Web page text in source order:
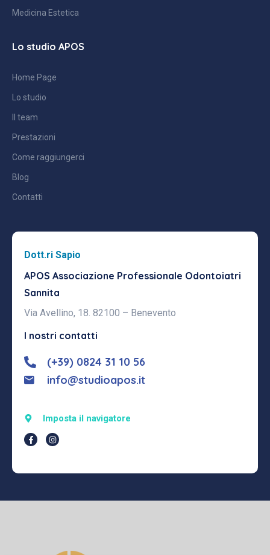
Medicina Estetica
Lo studio APOS
Home Page
Lo studio
Il team
Prestazioni
Come raggiungerci
Blog
Contatti
Dott.ri Sapio
APOS Associazione Professionale Odontoiatri
Sannita
Via Avellino, 18. 82100 – Benevento
I nostri contatti
(+39) 0824 31 10 56
info@studioapos.it
Imposta il navigatore